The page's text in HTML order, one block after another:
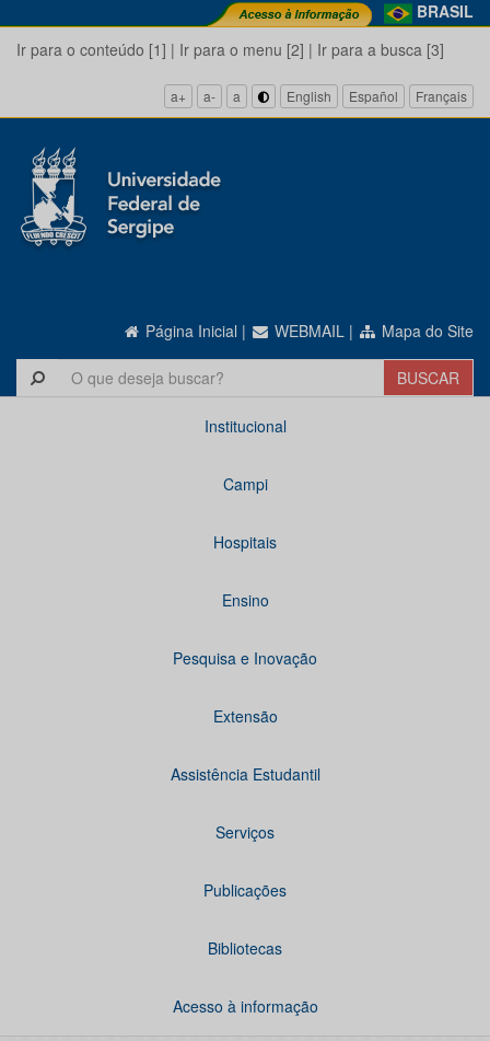
BRASIL
Ir para o conteúdo [1] | Ir para o menu [2] | Ir para a busca [3]
a+ a- a English Español Français
Página Inicial | WEBMAIL | Mapa do Site
Institucional
Campi
Hospitais
Ensino
Pesquisa e Inovação
Extensão
Assistência Estudantil
Serviços
Publicações
Bibliotecas
Acesso à informação